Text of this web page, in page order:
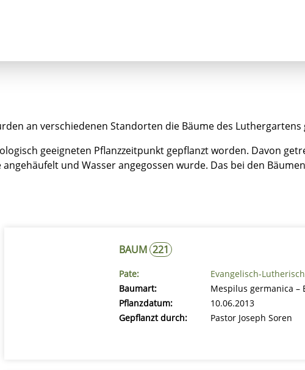
an verschiedenen Standorten die Bäume des Luthergartens
geeigneten Pflanzzeitpunkt gepflanzt worden. Davon
und Wasser angegossen wurde. Das bei den
BAUM 221
Pate:
Evangelisch-
Baumart:
Mespilus germanica –
Pflanzdatum:
10.06.2013
Gepflanzt durch:
Pastor Joseph Soren